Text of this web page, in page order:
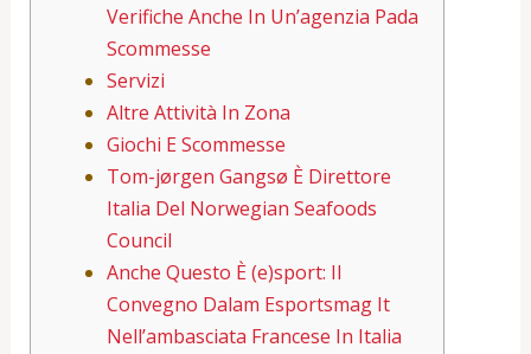
Verifiche Anche In Un’agenzia Pada
Scommesse
Servizi
Altre Attività In Zona
Giochi E Scommesse
Tom-jørgen Gangsø È Direttore
Italia Del Norwegian Seafoods
Council
Anche Questo È (e)sport: Il
Convegno Dalam Esportsmag It
Nell’ambasciata Francese In Italia